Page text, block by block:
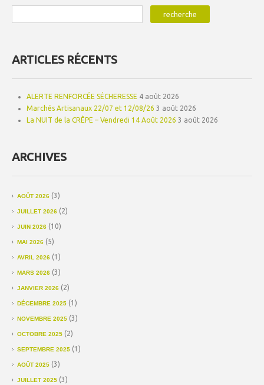
ARTICLES RÉCENTS
ALERTE RENFORCÉE SÉCHERESSE 4 août 2026
Marchés Artisanaux 22/07 et 12/08/26 3 août 2026
La NUIT de la CRÊPE – Vendredi 14 Août 2026 3 août 2026
ARCHIVES
AOÛT 2026 (3)
JUILLET 2026 (2)
JUIN 2026 (10)
MAI 2026 (5)
AVRIL 2026 (1)
MARS 2026 (3)
JANVIER 2026 (2)
DÉCEMBRE 2025 (1)
NOVEMBRE 2025 (3)
OCTOBRE 2025 (2)
SEPTEMBRE 2025 (1)
AOÛT 2025 (3)
JUILLET 2025 (3)